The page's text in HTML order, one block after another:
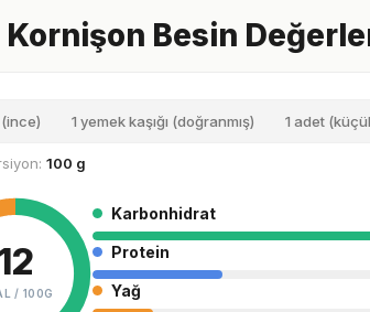
Besin
(ince) 1 yemek kaşığı (doğranmış) 1 adet
100 g
/ 100G
Karbonhidrat
Protein
Yağ